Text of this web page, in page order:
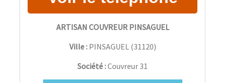
ARTISAN COUVREUR PINSAGUEL
Ville : PINSAGUEL (31120)
Société :Couvreur 31